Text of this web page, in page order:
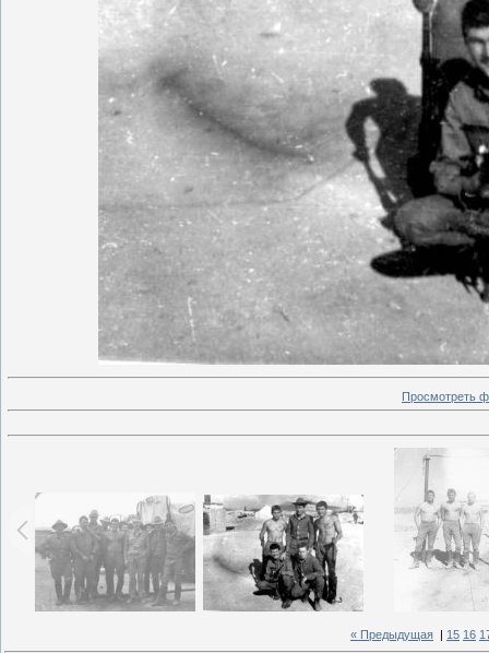
Просмотреть
« Предыдущая 15 16